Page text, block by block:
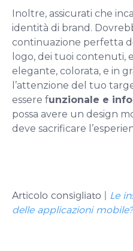
Inoltre, assicurati che
identità di brand.
continuazione perfetta
logo, dei tuoi contenuti,
elegante, colorata, e in
l’attenzione del tuo
essere funzionale e
possa avere un design
deve sacrificare
Articolo consigliato |
Le
delle applicazioni mobile?